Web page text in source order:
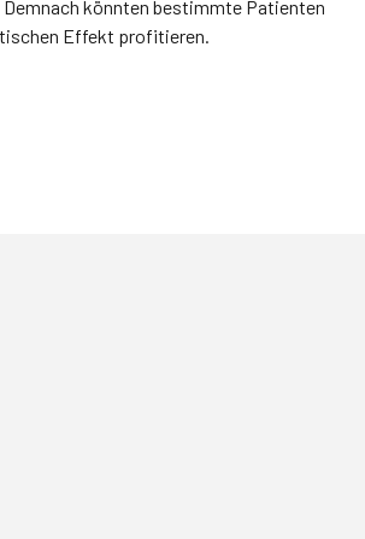
Demnach könnten bestimmte Patienten
Effekt profitieren.